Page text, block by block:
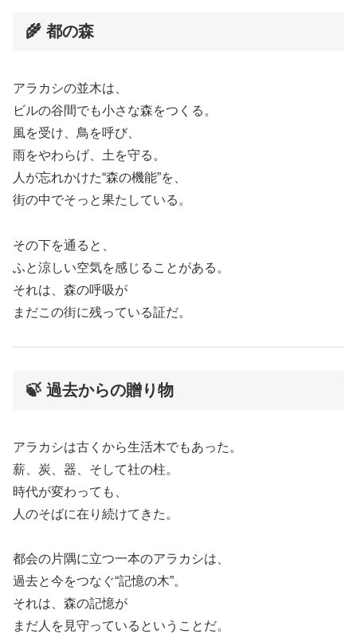
🌾 都の森
アラカシの並木は、
ビルの谷間でも小さな森をつくる。
風を受け、鳥を呼び、
雨をやわらげ、土を守る。
人が忘れかけた“森の機能”を、
街の中でそっと果たしている。
その下を通ると、
ふと涼しい空気を感じることがある。
それは、森の呼吸が
まだこの街に残っている証だ。
🍃 過去からの贈り物
アラカシは古くから生活木でもあった。
薪、炭、器、そして社の柱。
時代が変わっても、
人のそばに在り続けてきた。
都会の片隅に立つ一本のアラカシは、
過去と今をつなぐ“記憶の木”。
それは、森の記憶が
まだ人を見守っているということだ。